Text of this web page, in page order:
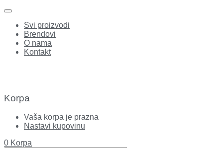
Svi proizvodi
Brendovi
O nama
Kontakt
Korpa
Vaša korpa je prazna
Nastavi kupovinu
0 Korpa